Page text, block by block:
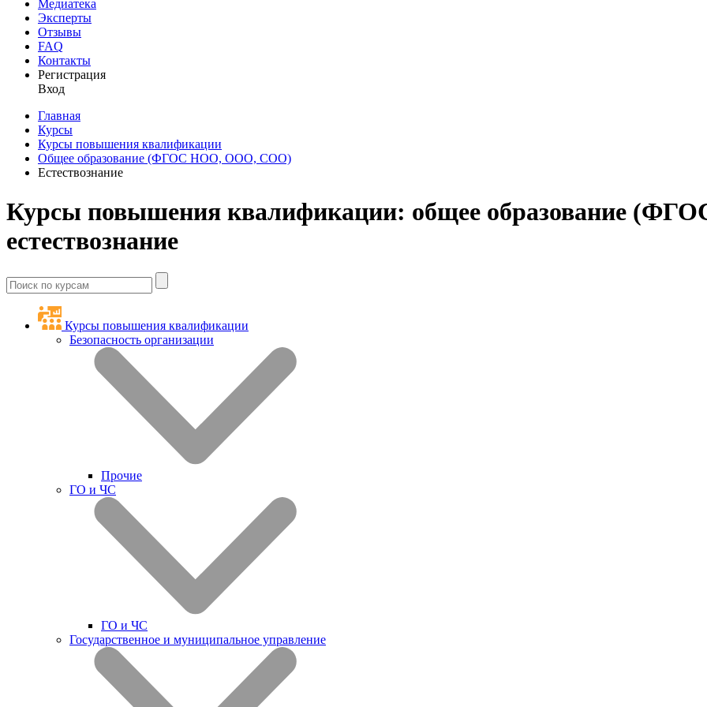
Медиатека
Эксперты
Отзывы
FAQ
Контакты
Регистрация
Вход
Главная
Курсы
Курсы повышения квалификации
Общее образование (ФГОС НОО, ООО, СОО)
Естествознание
Курсы повышения квалификации: общее образование
естествознание
Курсы повышения квалификации
Безопасность организации
Прочие
ГО и ЧС
ГО и ЧС
Государственное и муниципальное управление